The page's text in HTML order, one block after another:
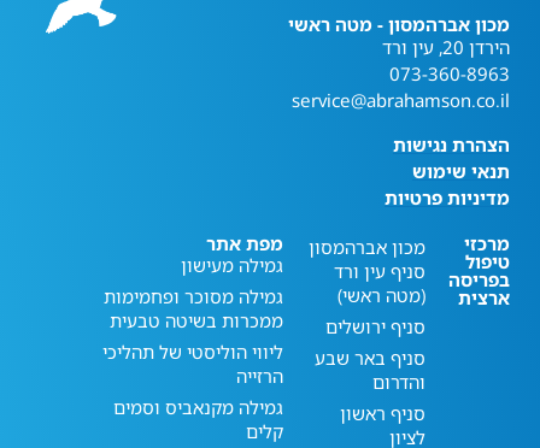
מכון אברהמסון - מטה ראשי
הירדן 20, עין ורד
073-360-8963
service@abrahamson.co.il
הצהרת נגישות
תנאי שימוש
מדיניות פרטיות
מרכזי
טיפול
בפריסה
ארצית
מכון אברהמסון
סניף עין ורד
(מטה ראשי)
סניף ירושלים
סניף באר שבע
והדרום
סניף ראשון
לציון
מפת אתר
גמילה מעישון
גמילה מסוכר ופחמימות
ממכרות בשיטה טבעית
ליווי הוליסטי של תהליכי
הרזייה
גמילה מקנאביס וסמים
קלים